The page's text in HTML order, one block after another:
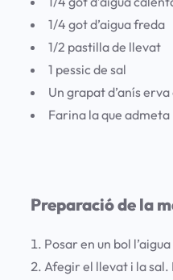
1/4 got d’aigua freda
1/2 pastilla de llevat
1 pessic de sal
Un grapat d’anís erva
Farina la que admeta
Preparació de la
Posar en un bol
Afegir el llevat i la